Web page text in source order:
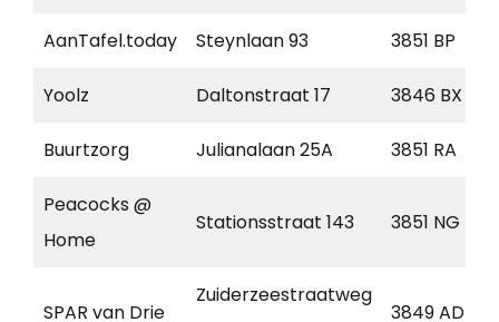
AanTafel.today Steynlaan 93 3851 BP
Yoolz Daltonstraat 17 3846 BX
Buurtzorg Julianalaan 25A 3851 RA
Peacocks @
Home
Stationsstraat 143 3851 NG
SPAR van Drie
Zuiderzeestraatweg
3849 AD